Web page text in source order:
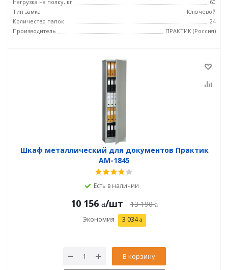
Нагрузка на полку, кг
60
Тип замка
Ключевой
Количество папок
24
Производитель
ПРАКТИК (Россия)
Шкаф металлический для документов Практик
AM-1845
Есть в наличии
10 156 /шт 13 190
Экономия 3 034
В корзину